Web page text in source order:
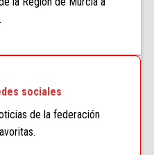
sociales
de la federación